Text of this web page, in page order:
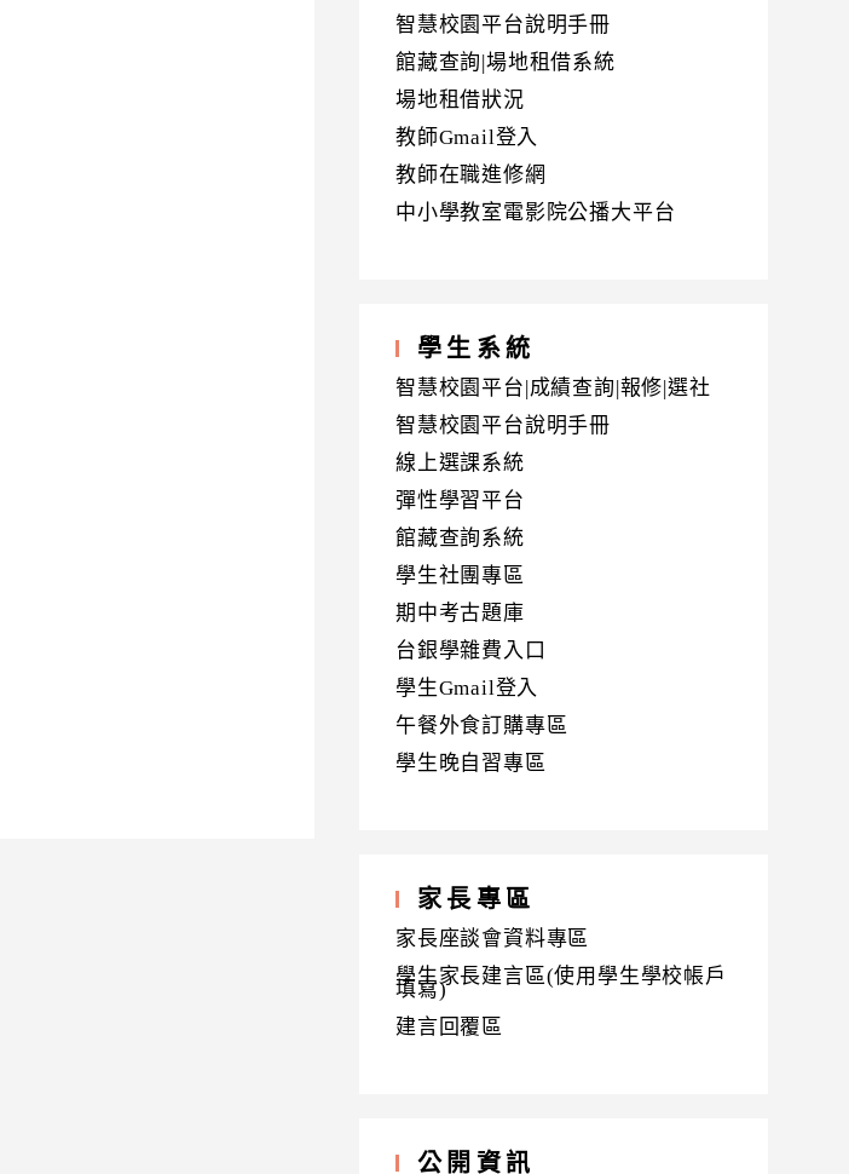
智慧校園平台說明手冊
館藏查詢|場地租借系統
場地租借狀況
教師Gmail登入
教師在職進修網
中小學教室電影院公播大平台
學生系統
智慧校園平台|成績查詢|報修|選社
智慧校園平台說明手冊
線上選課系統
彈性學習平台
館藏查詢系統
學生社團專區
期中考古題庫
台銀學雜費入口
學生Gmail登入
午餐外食訂購專區
學生晚自習專區
家長專區
家長座談會資料專區
學生家長建言區(使用學生學校帳戶
填寫)
建言回覆區
公開資訊